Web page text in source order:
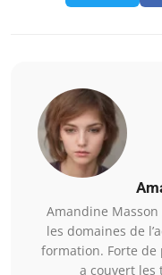
Amandine
les domaines de
formation. Forte de
a couvert les